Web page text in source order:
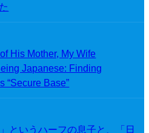
His Mother, My Wife
Japanese: Finding
“Secure Base”
というハーフの息子と、「日